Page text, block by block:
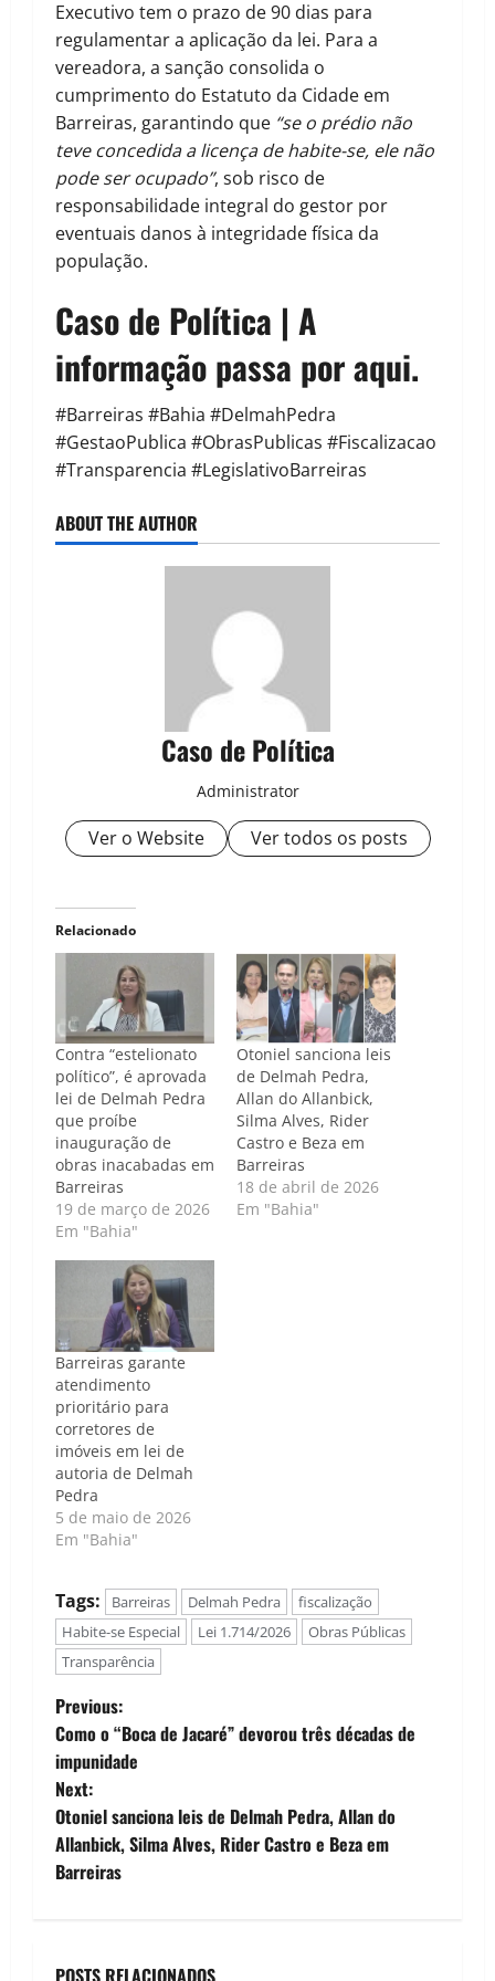
Executivo tem o prazo de 90 dias para
regulamentar a aplicação da lei. Para a
vereadora, a sanção consolida o
cumprimento do Estatuto da Cidade em
Barreiras, garantindo que “se o prédio não
teve concedida a licença de habite-se, ele não
pode ser ocupado”, sob risco de
responsabilidade integral do gestor por
eventuais danos à integridade física da
população.
Caso de Política | A
informação passa por aqui.
#Barreiras #Bahia #DelmahPedra
#GestaoPublica #ObrasPublicas #Fiscalizacao
#Transparencia #LegislativoBarreiras
ABOUT THE AUTHOR
Caso de Política
Administrator
Ver o Website Ver todos os posts
Relacionado
Contra “estelionato
político”, é aprovada
lei de Delmah Pedra
que proíbe
inauguração de
obras inacabadas em
Barreiras
19 de março de 2026
Em "Bahia"
Otoniel sanciona leis
de Delmah Pedra,
Allan do Allanbick,
Silma Alves, Rider
Castro e Beza em
Barreiras
18 de abril de 2026
Em "Bahia"
Barreiras garante
atendimento
prioritário para
corretores de
imóveis em lei de
autoria de Delmah
Pedra
5 de maio de 2026
Em "Bahia"
Tags: Barreiras Delmah Pedra
fiscalização
Habite-se Especial
Lei 1.714/2026
Obras Públicas
Transparência
P
o
s
t
Previous:
Como o “Boca de Jacaré” devorou três décadas de
impunidade
Next:
Otoniel sanciona leis de Delmah Pedra, Allan do
Allanbick, Silma Alves, Rider Castro e Beza em
Barreiras
POSTS RELACIONADOS